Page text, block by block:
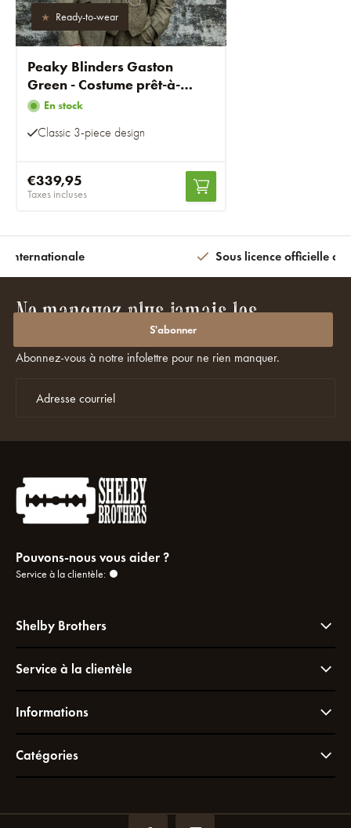
Ready-to-wear
Peaky Blinders Gaston
Green - Costume prêt-à-
porter
En stock
Classic 3-piece design
€339,95
Taxes incluses
internationale Sous licence officielle
Ne manquez plus jamais les
promotions ou les réductions ?
Abonnez-vous à notre infolettre pour ne rien manquer.
S'abonner
Pouvons-nous vous aider ?
Service à la clientèle:
Shelby Brothers
Service à la clientèle
Informations
Catégories